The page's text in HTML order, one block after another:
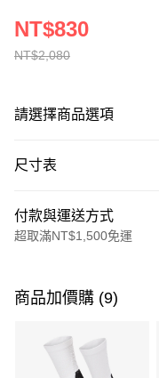
NT$2,080
NT$830
請選擇商品選項
尺寸表
付款與運送方式
超取滿NT$1,500免運
信用卡一次付款
3 期 0 利率 每期
商品加價購 (9)